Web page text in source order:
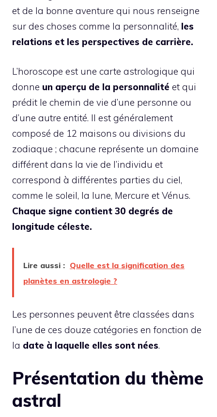
et de la bonne aventure qui nous renseigne
sur des choses comme la personnalité, les
relations et les perspectives de carrière.
L’horoscope est une carte astrologique qui
donne un aperçu de la personnalité et qui
prédit le chemin de vie d’une personne ou
d’une autre entité. Il est généralement
composé de 12 maisons ou divisions du
zodiaque ; chacune représente un domaine
différent dans la vie de l’individu et
correspond à différentes parties du ciel,
comme le soleil, la lune, Mercure et Vénus.
Chaque signe contient 30 degrés de
longitude céleste.
Lire aussi : Quelle est la signification des
planètes en astrologie ?
Les personnes peuvent être classées dans
l’une de ces douze catégories en fonction de
la date à laquelle elles sont nées.
Présentation du thème
astral